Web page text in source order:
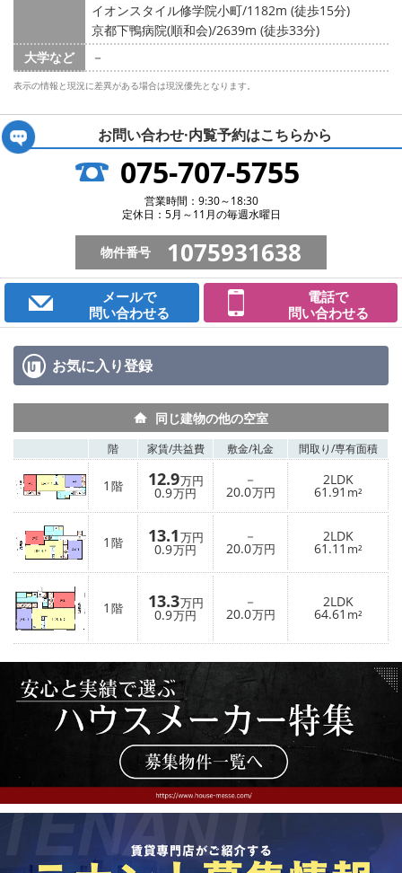
イオンスタイル修学院小町/1182m (徒歩15分)
京都下鴨病院(順和会)/2639m (徒歩33分)
大学など
－
表示の情報と現況に差異がある場合は現況優先となります。
お問い合わせ·内覧予約はこちらから
075-707-5755
営業時間：9:30～18:30
定休日：5月～11月の毎週水曜日
物件番号 1075931638
メールで
問い合わせる
電話で
問い合わせる
お気に入り登録
同じ建物の他の空室
階 家賃/共益費 敷金/礼金 間取り/専有面積
1 階 12.9万円
0.9万円
－
20.0万円
2LDK
61.91 m²
1 階 13.1万円
0.9万円
－
20.0万円
2LDK
61.11 m²
1 階 13.3万円
0.9万円
－
20.0万円
2LDK
64.61 m²